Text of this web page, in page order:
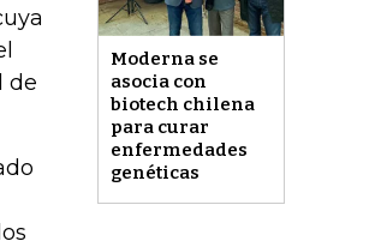
Moderna se
asocia con
biotech chilena
para curar
enfermedades
genéticas
de